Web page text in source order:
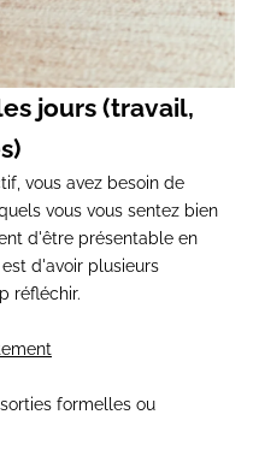
jours (travail,
vous avez besoin de
vous vous sentez bien
d'être présentable en
d'avoir plusieurs
réfléchir.
formelles ou